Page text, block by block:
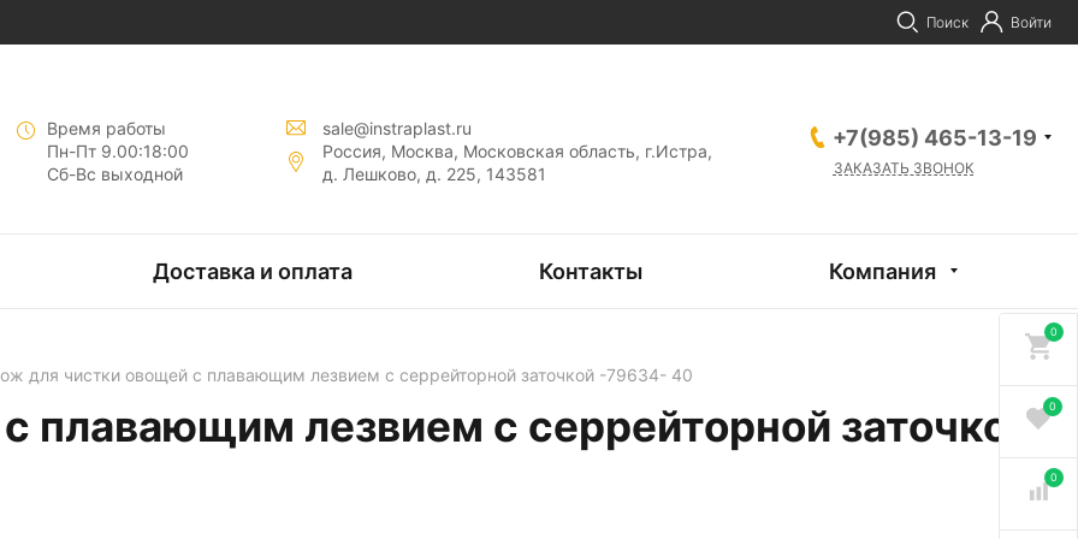
Поиск Войти
Время работы
Пн-Пт 9.00:18:00
Сб-Вс выходной
sale@instraplast.ru
Россия, Москва, Московская область, г.Истра,
д. Лешково, д. 225, 143581
+7(985) 465-13-19
ЗАКАЗАТЬ ЗВОНОК
Доставка и оплата Контакты Компания
для чистки овощей с плавающим лезвием с серрейторной заточкой -79634- 40
плавающим лезвием с серрейторной заточкой
0
0
0